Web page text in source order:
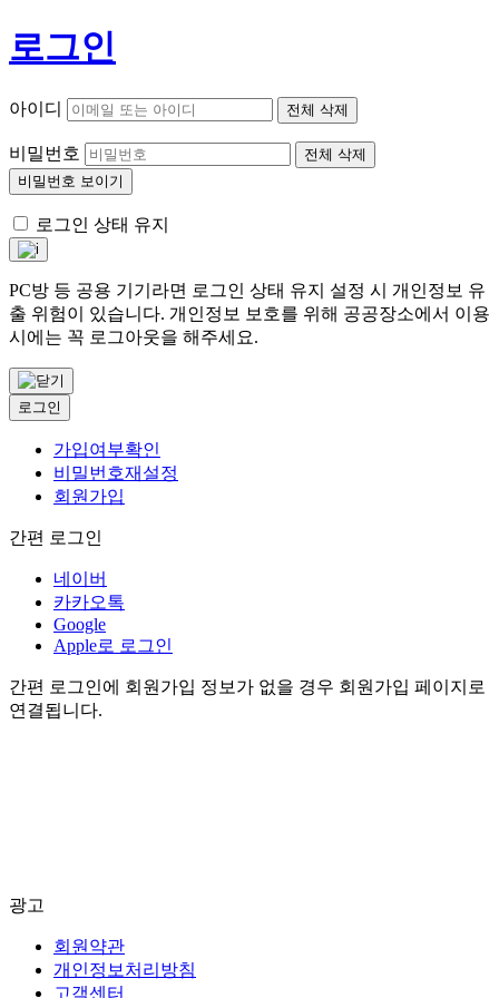
로그인
아이디 전체 삭제
비밀번호
전체 삭제
비밀번호 보이기
로그인 상태 유지
PC방 등 공용 기기라면 로그인 상태 유지 설정 시 개인정보 유
출 위험이 있습니다. 개인정보 보호를 위해 공공장소에서 이용
시에는 꼭 로그아웃을 해주세요.
로그인
가입여부확인
비밀번호재설정
회원가입
간편 로그인
네이버
카카오톡
Google
Apple로 로그인
간편 로그인에 회원가입 정보가 없을 경우 회원가입 페이지로
연결됩니다.
광고
회원약관
개인정보처리방침
고객센터